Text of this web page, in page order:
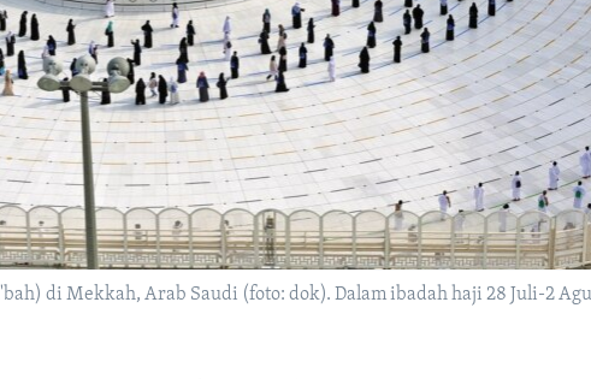
di Mekkah, Arab Saudi (foto: dok). Dalam ibadah haji 28 Juli-2